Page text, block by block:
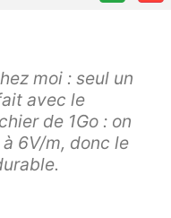
moi : seul un
avec le
de 1Go : on
6V/m, donc le